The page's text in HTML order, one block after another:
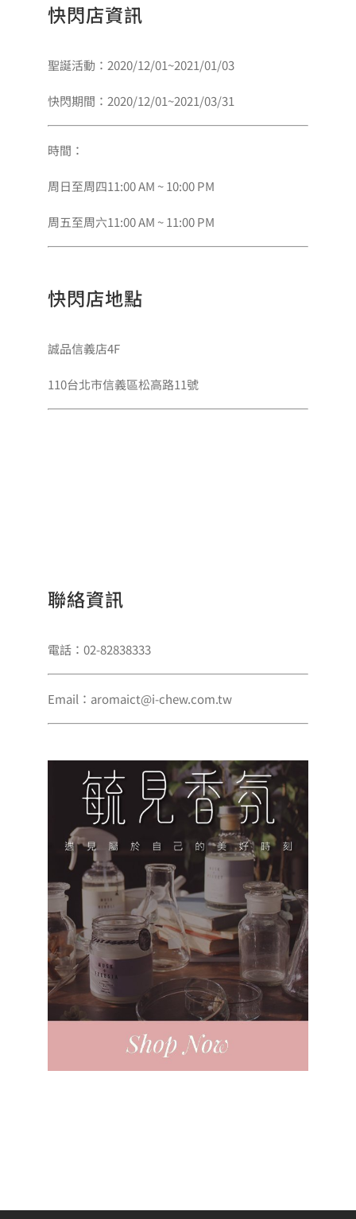
快閃店資訊
聖誕活動：2020/12/01~2021/01/03
快閃期間：2020/12/01~2021/03/31
時間：
周日至周四11:00 AM ~ 10:00 PM
周五至周六11:00 AM ~ 11:00 PM
快閃店地點
誠品信義店4F
110台北市信義區松高路11號
聯絡資訊
電話：02-82838333
Email：aromaict@i-chew.com.tw